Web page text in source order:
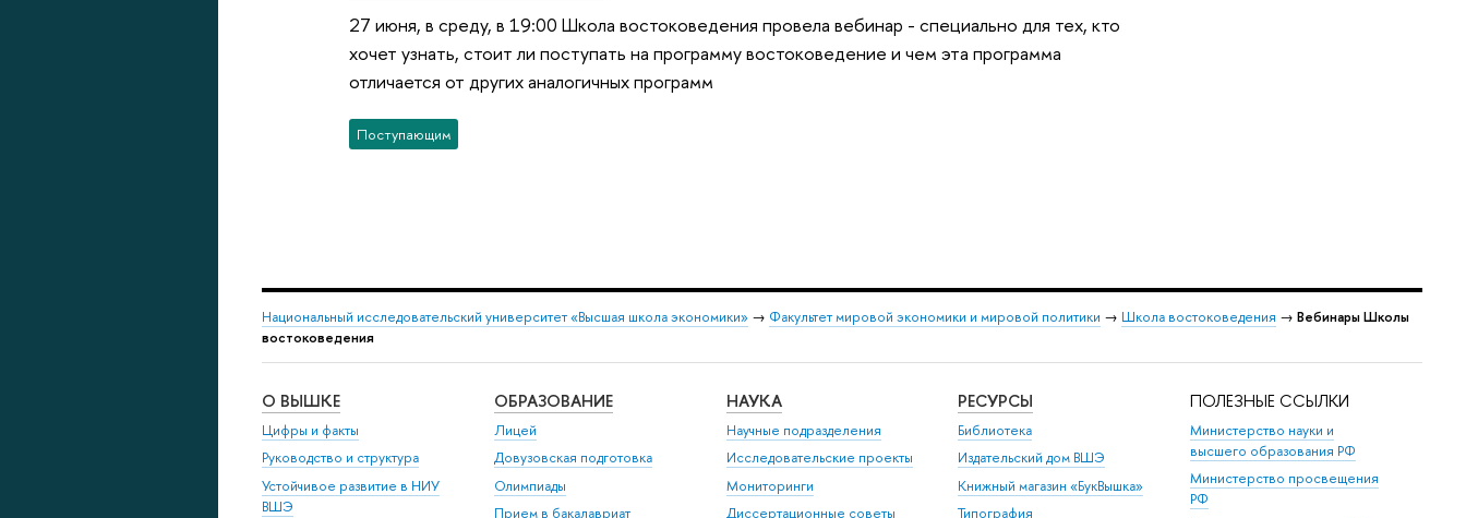
27 июня, в среду, в 19:00 Школа востоковедения провела вебинар - специально для тех, кто
хочет узнать, стоит ли поступать на программу востоковедение и чем эта программа
отличается от других аналогичных программ
Поступающим
Национальный исследовательский университет «Высшая школа экономики» → Факультет мировой экономики и мировой политики → Школа востоковедения → Вебинары Школы
востоковедения
О ВЫШКЕ
Цифры и факты
Руководство и структура
Устойчивое развитие в НИУ
ВШЭ
ОБРАЗОВАНИЕ
Лицей
Довузовская подготовка
Олимпиады
Прием в бакалавриат
НАУКА
Научные подразделения
Исследовательские проекты
Мониторинги
Диссертационные советы
РЕСУРСЫ
Библиотека
Издательский дом ВШЭ
Книжный магазин «БукВышка»
Типография
ПОЛЕЗНЫЕ ССЫЛКИ
Министерство науки и
высшего образования РФ
Министерство просвещения
РФ